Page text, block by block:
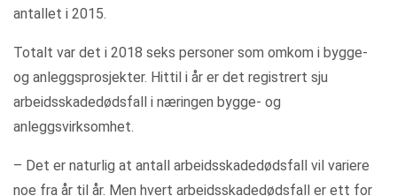
antallet i 2015.
Totalt var det i 2018 seks personer som omkom i bygge-
og anleggsprosjekter. Hittil i år er det registrert sju
arbeidsskadedødsfall i næringen bygge- og
anleggsvirksomhet.
– Det er naturlig at antall arbeidsskadedødsfall vil variere
noe fra år til år. Men hvert arbeidsskadedødsfall er ett for